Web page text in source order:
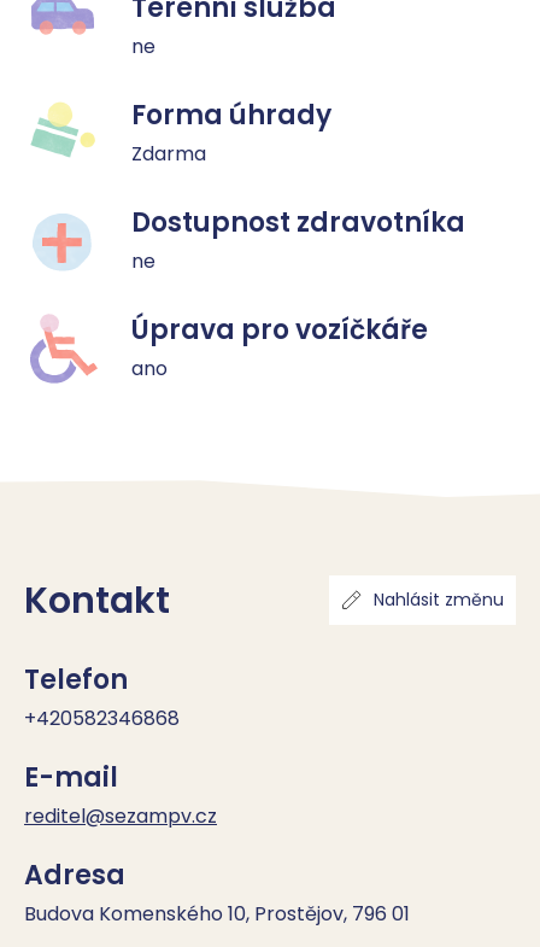
Terénní služba
ne
Forma úhrady
Zdarma
Dostupnost zdravotníka
ne
Úprava pro vozíčkáře
ano
Kontakt Nahlásit změnu
Telefon
+420582346868
E-mail
reditel@sezampv.cz
Adresa
Budova Komenského 10, Prostějov, 796 01